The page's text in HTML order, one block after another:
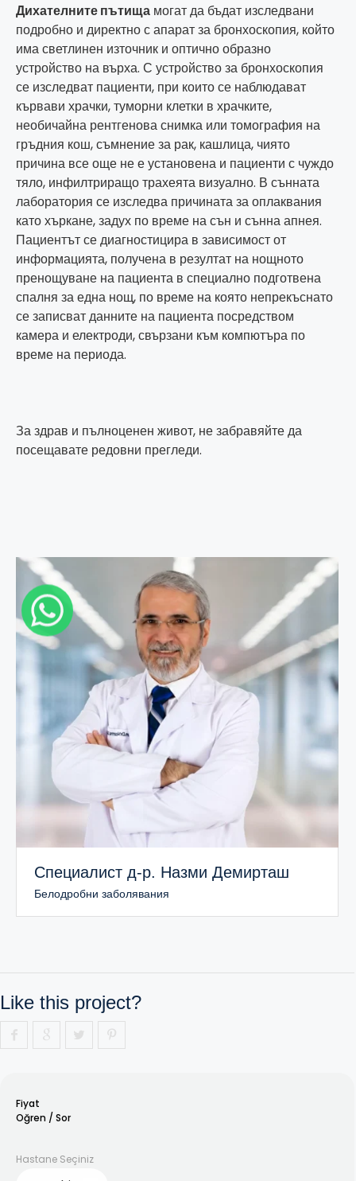
Дихателните пътища могат да бъдат изследвани
подробно и директно с апарат за бронхоскопия, който
има светлинен източник и оптично образно
устройство на върха. С устройство за бронхоскопия
се изследват пациенти, при които се наблюдават
кървави храчки, туморни клетки в храчките,
необичайна рентгенова снимка или томография на
гръдния кош, съмнение за рак, кашлица, чиято
причина все още не е установена и пациенти с чуждо
тяло, инфилтриращо трахеята визуално. В сънната
лаборатория се изследва причината за оплаквания
като хъркане, задух по време на сън и сънна апнея.
Пациентът се диагностицира в зависимост от
информацията, получена в резултат на нощното
пренощуване на пациента в специално подготвена
спалня за една нощ, по време на която непрекъснато
се записват данните на пациента посредством
камера и електроди, свързани към компютъра по
време на периода.
За здрав и пълноценен живот, не забравяйте да
посещавате редовни прегледи.
Специалист д-р. Назми Демирташ
Белодробни заболявания
Like this project?
Fiyat
Oğren / Sor
Hastane Seçiniz